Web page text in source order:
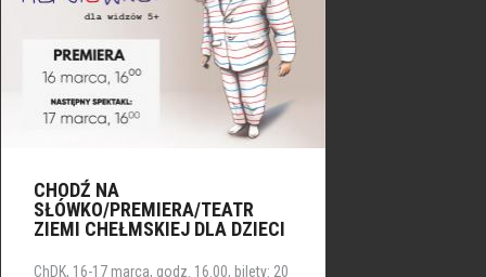
CHODŹ NA
SŁÓWKO/PREMIERA/TEATR
ZIEMI CHEŁMSKIEJ DLA DZIECI
ChDK, 16-17 marca, godz. 16.00, bilety: 20